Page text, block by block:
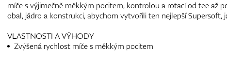
míče s výjimečně měkkým pocitem, kontrolou a rotací od tee až
obal, jádro a konstrukci, abychom vytvořili ten nejlepší Supersoft,
VLASTNOSTI A VÝHODY
Zvýšená rychlost míče s měkkým pocitem